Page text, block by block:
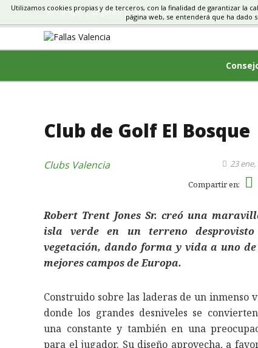
El Tiempo Lugares Cómo llegar CLUBS,
Club de Golf El Bosque
Clubs Valencia
23 ene,
Compartir en:
Robert Trent Jones Sr. creó una
isla verde en un terreno
vegetación, dando forma y vida a uno
mejores campos de Europa.
Construido sobre las laderas de un inmenso
donde los grandes desniveles se
una constante y también en una
para el jugador. Su diseño aprovecha, a
Utilizamos cookies propias y de terceros, con la finalidad de garantizar la
página web, se entenderá que ha